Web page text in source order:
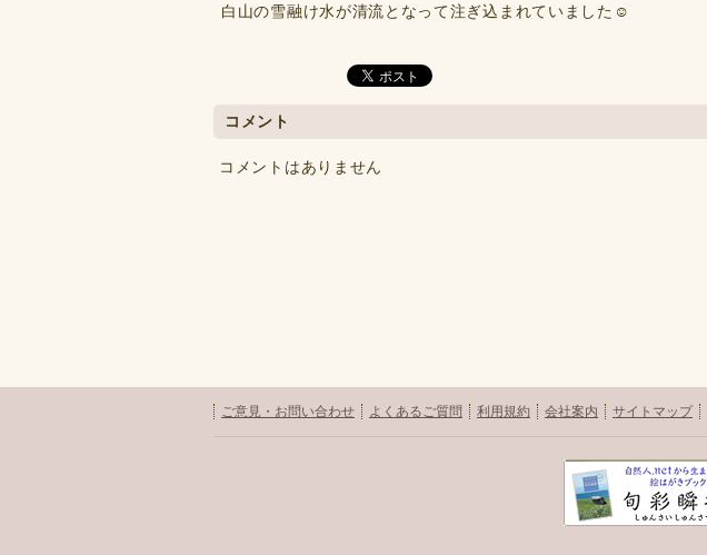
白山の雪融け水が清流となって注ぎ込まれていました☺️
コメント
コメントはありません
ご意見・お問い合わせ よくあるご質問 利用規約 会社案内 サイトマップ